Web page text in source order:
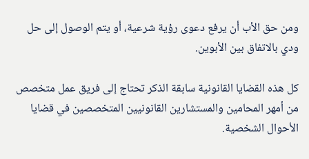
ومن حق الأب أن يرفع دعوى رؤية شرعية، أو يتم الوصول إلى حل
ودي بالاتفاق بين الأبوين.
كل هذه القضايا القانونية سابقة الذكر تحتاج إلى فريق عمل متخصص
من أمهر المحامين والمستشارين القانونيين المتخصصين في قضايا
الأحوال الشخصية.